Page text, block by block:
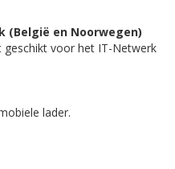
(België en Noorwegen)
geschikt voor het IT-Netwerk
lader.